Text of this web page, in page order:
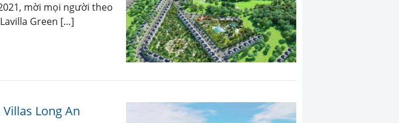
mời mọi người theo
Green […]
Long An